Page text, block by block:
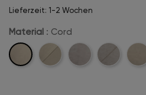
Lieferzeit: 1-2 Wochen
Material : Cord
Cord
Cord-
Velvet
Velvet-